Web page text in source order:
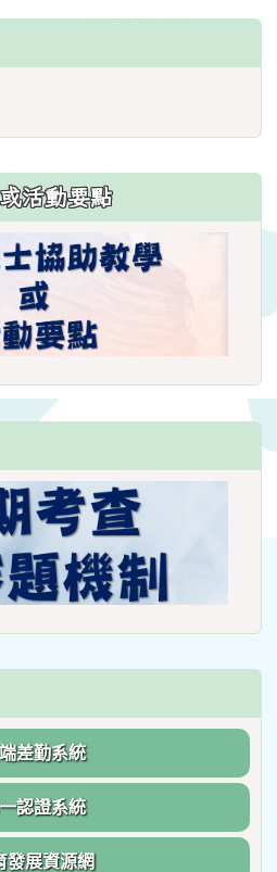
ncsn=11&nsn=29
\
活動要點
差勤系統
認證系統
發展資源網